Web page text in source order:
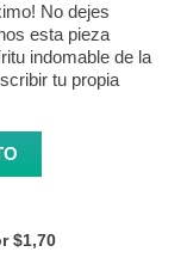
No dejes
esta pieza
indomable de la
tu propia
$1,70